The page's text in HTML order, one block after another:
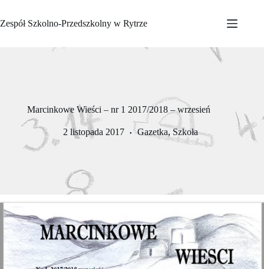
treści
Zespół Szkolno-Przedszkolny w Rytrze
Marcinkowe Wieści – nr 1 2017/2018 – wrzesień
2 listopada 2017 Gazetka, Szkoła